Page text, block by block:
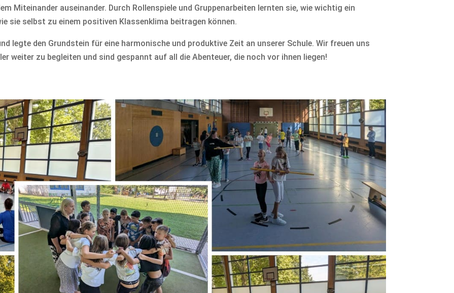
Miteinander auseinander. Durch Rollenspiele und Gruppenarbeiten lernten sie, wie wichtig ein
sie selbst zu einem positiven Klassenklima beitragen können.
legte den Grundstein für eine harmonische und produktive Zeit an unserer Schule. Wir freuen uns
weiter zu begleiten und sind gespannt auf all die Abenteuer, die noch vor ihnen liegen!